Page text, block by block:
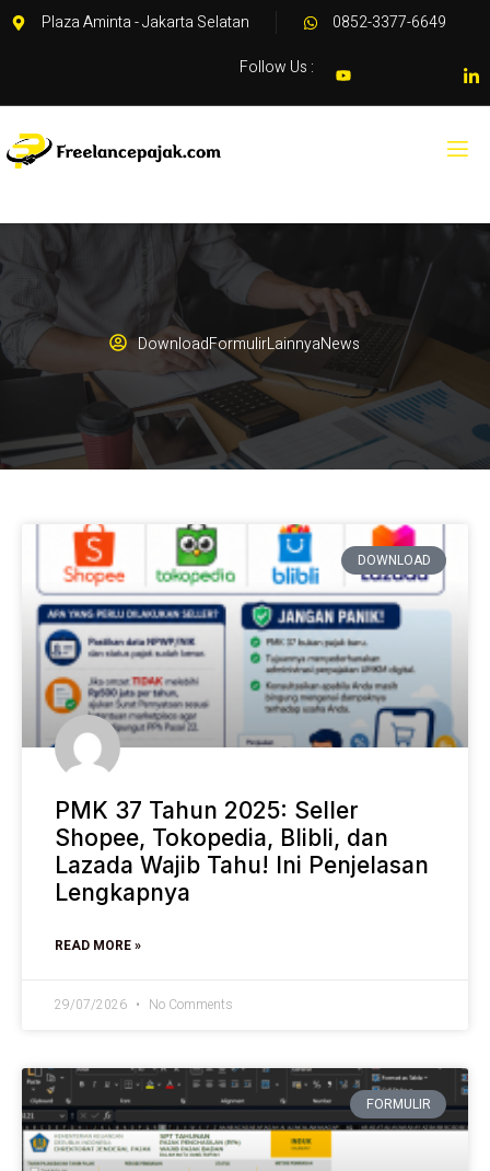
Plaza Aminta - Jakarta Selatan
0852-3377-6649
Follow Us :
DownloadFormulirLainnyaNews
DOWNLOAD
PMK 37 Tahun 2025: Seller
Shopee, Tokopedia, Blibli, dan
Lazada Wajib Tahu! Ini Penjelasan
Lengkapnya
READ MORE »
29/07/2026 No Comments
FORMULIR